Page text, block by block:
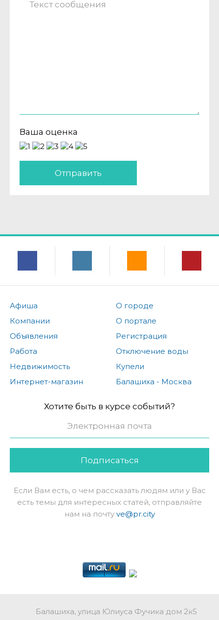
Ваша оценка
Отправить
Афиша
Компании
Объявления
Работа
Недвижимость
Интернет-магазин
О городе
О портале
Регистрация
Отключение воды
Купели
Балашиха - Москва
Хотите быть в курсе событий?
Подписаться
Если Вам есть, о чем рассказать людям или у Вас
есть темы для интересных статей, отправляйте
нам на почту ve@pr.city
Балашиха, улица Юлиуса Фучика дом 2к5